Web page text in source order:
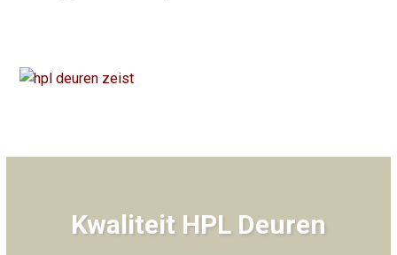
Kwaliteit HPL Deuren